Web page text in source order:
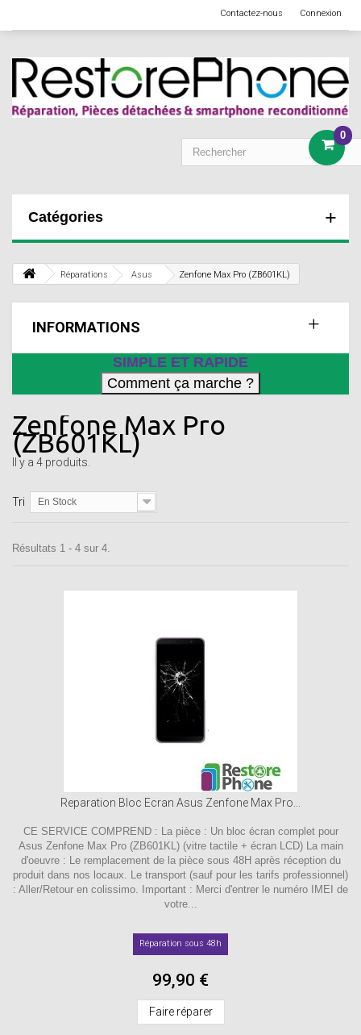
Connexion
Contactez-nous
0
Catégories
Réparations Asus Zenfone Max Pro (ZB601KL)
INFORMATIONS
SIMPLE ET RAPIDE
Zenfone Max Pro
(ZB601KL)
Il y a 4 produits.
Tri En Stock
Résultats 1 - 4 sur 4.
Reparation Bloc Ecran Asus Zenfone Max Pro...
CE SERVICE COMPREND : La pièce : Un bloc écran complet pour
Asus Zenfone Max Pro (ZB601KL) (vitre tactile + écran LCD) La main
d'oeuvre : Le remplacement de la pièce sous 48H après réception du
produit dans nos locaux. Le transport (sauf pour les tarifs professionnel)
: Aller/Retour en colissimo. Important : Merci d'entrer le numéro IMEI de
votre...
Réparation sous 48h
99,90 €
Faire réparer